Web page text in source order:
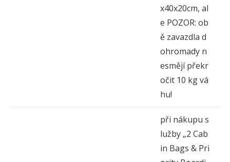
x40x20cm, al
e POZOR: ob
ě zavazdla d
ohromady n
esmějí překr
očit 10 kg vá
hu!
při nákupu s
lužby „2 Cab
in Bags & Pri